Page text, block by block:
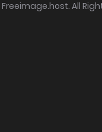
Freeimage.host. All